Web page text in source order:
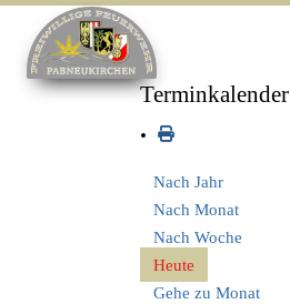
Terminkalender
Nach Jahr
Nach Monat
Nach Woche
Heute
Gehe zu Monat